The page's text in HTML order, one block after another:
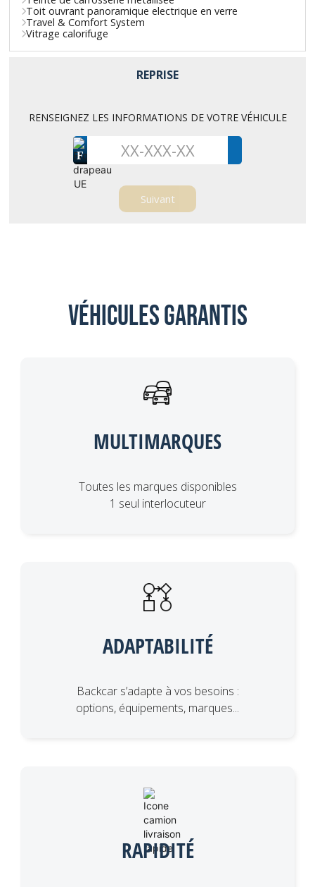
Toit ouvrant panoramique electrique en verre
Travel & Comfort System
Vitrage calorifuge
REPRISE
RENSEIGNEZ LES INFORMATIONS DE VOTRE VÉHICULE
F
Véhicules garantis
MULTIMARQUES
Toutes les marques disponibles
1 seul interlocuteur
ADAPTABILITÉ
Backcar s’adapte à vos besoins :
options, équipements, marques...
RAPIDITÉ